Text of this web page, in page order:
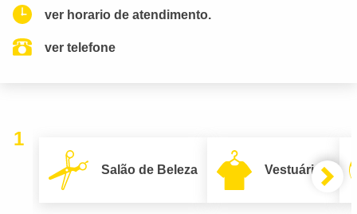
ver horario de atendimento.
ver telefone
1
Salão de Beleza Vestuário